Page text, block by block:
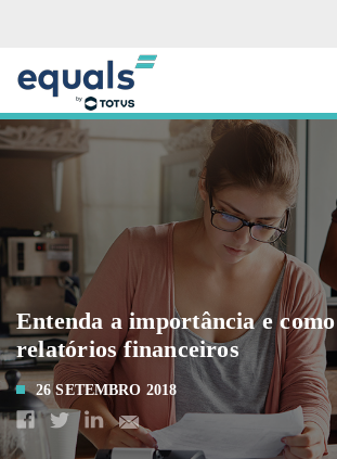
Entenda a importância e
relatórios financeiros
26 SETEMBRO 2018